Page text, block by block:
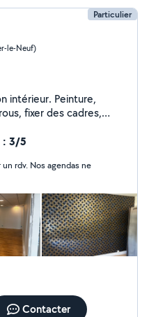
Particulier
le-Neuf)
intérieur. Peinture,
fixer des cadres,
meubles à Conforama)
tonte de pelouse. Pour
les critères du site,
téléphone à la suite
: 3/5
rdv. Nos agendas ne
Contacter